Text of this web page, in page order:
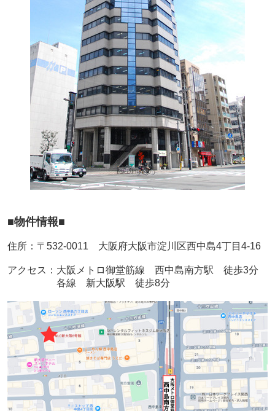
■物件情報■
住所：〒532-0011 大阪府大阪市淀川区西中島4丁目4-16
アクセス：大阪メトロ御堂筋線 西中島南方駅 徒歩3分
各線 新大阪駅 徒歩8分